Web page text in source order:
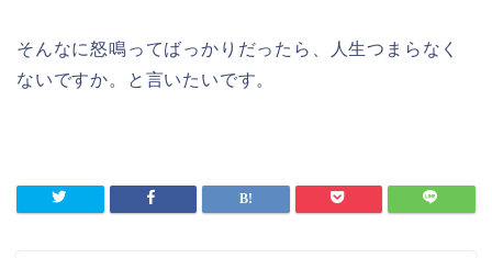
そんなに怒鳴ってばっかりだったら、人生つまらなく
ないですか。と言いたいです。